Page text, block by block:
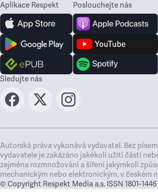
Aplikace Respekt Poslouchejte nás
Sledujte nás
Autorská práva vykonává vydavatel. Bez
vydavatele je zakázáno jakékoli užití částí
zejména rozmnožování a šíření jakýmkoli
mechanickým nebo elektronickým, v českém
© Copyright Respekt Media a.s. ISSN 1801-1446